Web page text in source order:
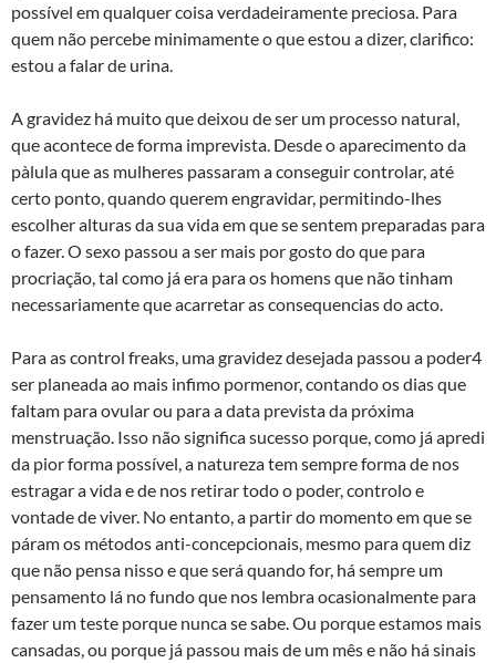
possível em qualquer coisa verdadeiramente preciosa. Para
quem não percebe minimamente o que estou a dizer, clarifico:
estou a falar de urina.
A gravidez há muito que deixou de ser um processo natural,
que acontece de forma imprevista. Desde o aparecimento da
pà­lula que as mulheres passaram a conseguir controlar, até
certo ponto, quando querem engravidar, permitindo-lhes
escolher alturas da sua vida em que se sentem preparadas para
o fazer. O sexo passou a ser mais por gosto do que para
procriação, tal como já era para os homens que não tinham
necessariamente que acarretar as consequencias do acto.
Para as control freaks, uma gravidez desejada passou a poder4
ser planeada ao mais infimo pormenor, contando os dias que
faltam para ovular ou para a data prevista da próxima
menstruação. Isso não significa sucesso porque, como já apredi
da pior forma possível, a natureza tem sempre forma de nos
estragar a vida e de nos retirar todo o poder, controlo e
vontade de viver. No entanto, a partir do momento em que se
páram os métodos anti-concepcionais, mesmo para quem diz
que não pensa nisso e que será quando for, há sempre um
pensamento lá no fundo que nos lembra ocasionalmente para
fazer um teste porque nunca se sabe. Ou porque estamos mais
cansadas, ou porque já passou mais de um mês e não há sinais